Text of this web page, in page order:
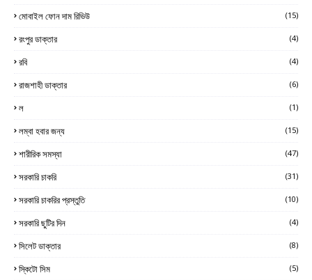
মোবাইল ফোন দাম রিভিউ (15)
রংপুর ডাক্তার (4)
রবি (4)
রাজশাহী ডাক্তার (6)
ল (1)
লম্বা হবার জন্য (15)
শারীরিক সমস্যা (47)
সরকারি চাকরি (31)
সরকারি চাকরির প্রস্তুতি (10)
সরকারি ছুটির দিন (4)
সিলেট ডাক্তার (8)
স্কিটো সিম (5)